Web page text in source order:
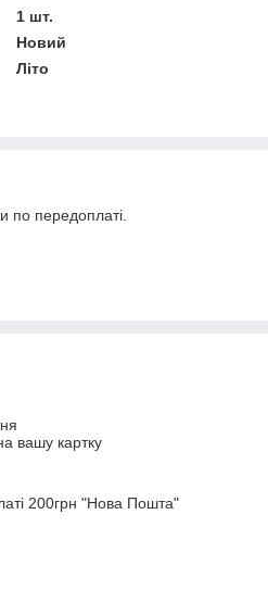
1 шт.
Новий
Літо
по передоплаті.
вашу картку
200грн "Нова Пошта"